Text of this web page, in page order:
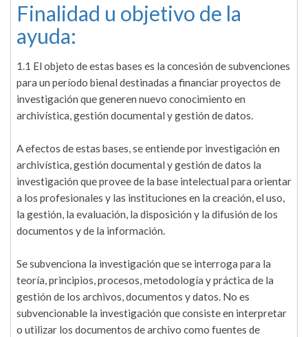
Finalidad u objetivo de la
ayuda:
1.1 El objeto de estas bases es la concesión de subvenciones
para un período bienal destinadas a financiar proyectos de
investigación que generen nuevo conocimiento en
archivística, gestión documental y gestión de datos.
A efectos de estas bases, se entiende por investigación en
archivística, gestión documental y gestión de datos la
investigación que provee de la base intelectual para orientar
a los profesionales y las instituciones en la creación, el uso,
la gestión, la evaluación, la disposición y la difusión de los
documentos y de la información.
Se subvenciona la investigación que se interroga para la
teoría, principios, procesos, metodología y práctica de la
gestión de los archivos, documentos y datos. No es
subvencionable la investigación que consiste en interpretar
o utilizar los documentos de archivo como fuentes de